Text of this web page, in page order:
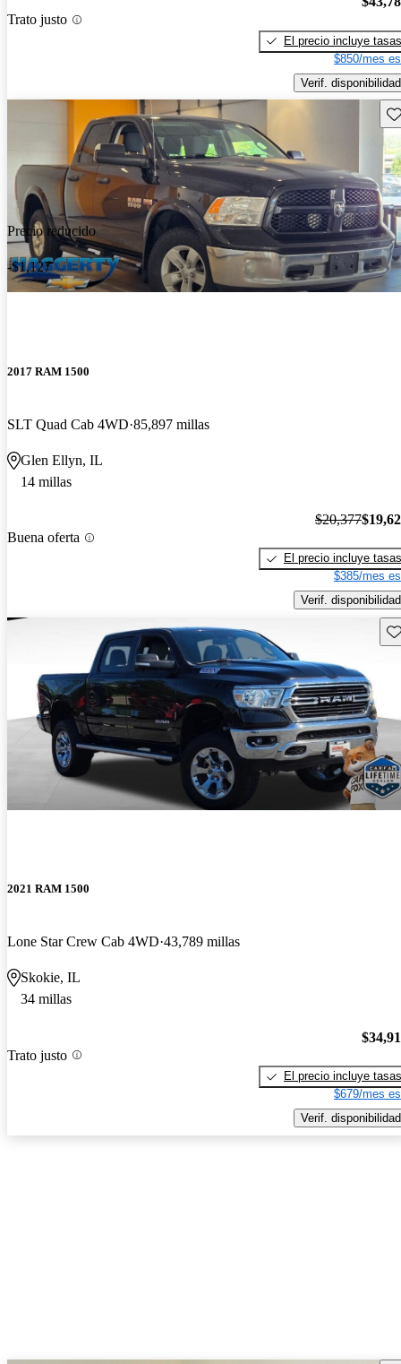
Trato justo
El precio incluye tasas
$850/mes
Verif. disponibilidad
Precio reducido
-$1,127
2017 RAM 1500
SLT Quad Cab 4WD 85,897 millas
Glen Ellyn, IL
14 millas
Buena oferta
$20,377
El precio incluye tasas
$385/mes
Verif. disponibilidad
2021 RAM 1500
Lone Star Crew Cab 4WD 43,789 millas
Skokie, IL
34 millas
Trato justo
El precio incluye tasas
$679/mes
Verif. disponibilidad